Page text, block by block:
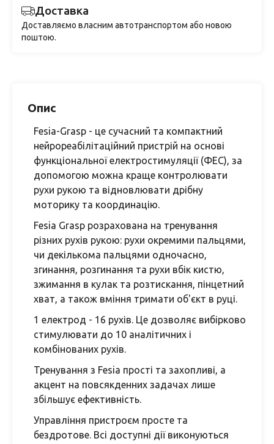
Доставка
Доставляємо власним автотранспортом або новою
поштою.
Опис
Fesia-Grasp - це сучасний та компактний
нейрореабілітаційний пристрій на основі
функціональної електростимуляції (ФЕС), за
допомогою можна краще контролювати
рухи рукою та відновлювати дрібну
моторику та координацію.
Fesia Grasp розрахована на тренування
різних рухів рукою: рухи окремими пальцями,
чи декількома пальцями одночасно,
згинання, розгинання та рухи вбік кистю,
зжимання в кулак та розтискання, пінцетний
хват, а також вміння тримати об'єкт в руці.
1 електрод - 16 рухів. Це дозволяє вибірково
стимулювати до 10 аналітичних і
комбінованих рухів.
Тренування з Fesia прості та захопливі, а
акцент на повсякденних задачах лише
збільшує ефективність.
Управління пристроєм просте та
бездротове. Всі доступні дії виконуються